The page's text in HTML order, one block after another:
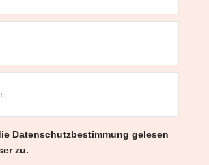
Datenschutzbestimmung gelesen
zu.